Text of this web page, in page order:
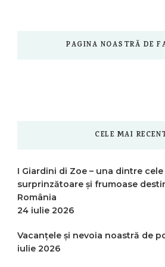
PAGINA NOASTRĂ DE
CELE MAI
I Giardini di Zoe – una dintre cele
surprinzătoare și frumoase
România
24 iulie 2026
Vacanțele și nevoia noastră de
iulie 2026